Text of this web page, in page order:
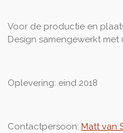
Voor de productie en
Design samengewerkt met
Oplevering: eind 2018
Contactpersoon: Matt van